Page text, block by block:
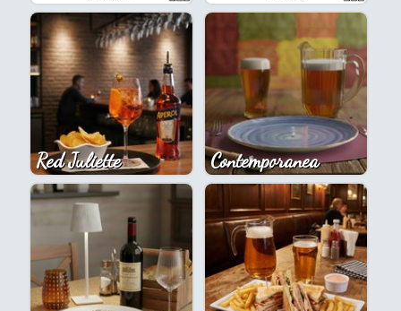
Red Juliette Contemporanea